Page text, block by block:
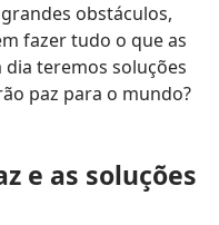
obstáculos,
fazer tudo o que as
dia teremos soluções
paz para o mundo?
e as soluções